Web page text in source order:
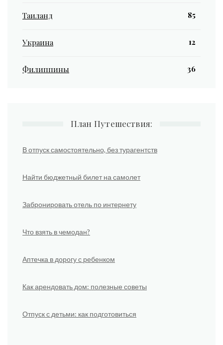
Таиланд 85
Украина 12
Филиппины 36
План Путешествия:
В отпуск самостоятельно, без турагентств
Найти бюджетный билет на самолет
Забронировать отель по интернету
Что взять в чемодан?
Аптечка в дорогу с ребенком
Как арендовать дом: полезные советы
Отпуск с детьми: как подготовиться